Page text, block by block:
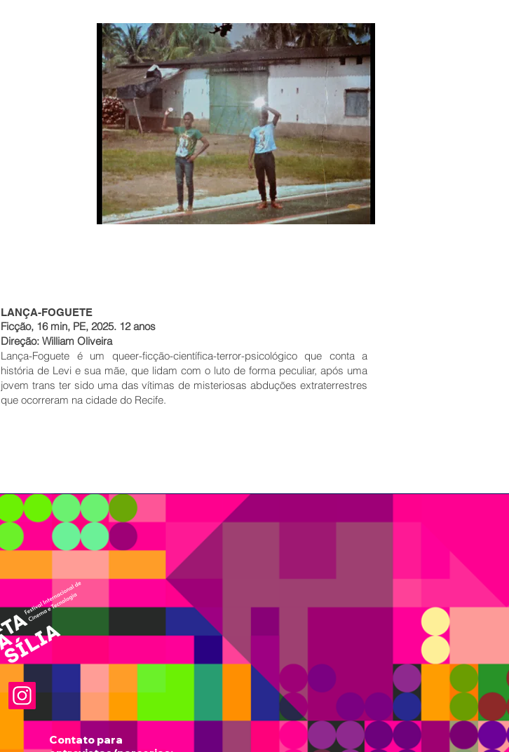
LANÇA-FOGUETE
Ficção, 16 min, PE, 2025. 12 anos
Direção: William Oliveira
Lança-Foguete é um queer-ficção-científica-terror-psicológico que conta a
história de Levi e sua mãe, que lidam com o luto de forma peculiar, após uma
jovem trans ter sido uma das vítimas de misteriosas abduções extraterrestres
que ocorreram na cidade do Recife.
Contato para